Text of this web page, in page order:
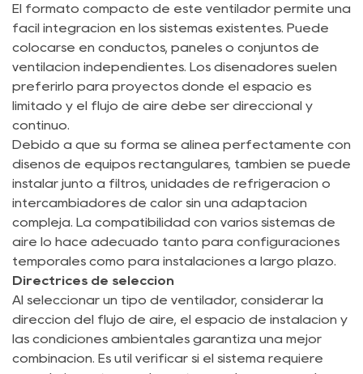
El formato compacto de este ventilador permite una
fácil integración en los sistemas existentes. Puede
colocarse en conductos, paneles o conjuntos de
ventilación independientes. Los diseñadores suelen
preferirlo para proyectos donde el espacio es
limitado y el flujo de aire debe ser direccional y
continuo.
Debido a que su forma se alinea perfectamente con
diseños de equipos rectangulares, también se puede
instalar junto a filtros, unidades de refrigeración o
intercambiadores de calor sin una adaptación
compleja. La compatibilidad con varios sistemas de
aire lo hace adecuado tanto para configuraciones
temporales como para instalaciones a largo plazo.
Directrices de selección
Al seleccionar un tipo de ventilador, considerar la
dirección del flujo de aire, el espacio de instalación y
las condiciones ambientales garantiza una mejor
combinación. Es útil verificar si el sistema requiere